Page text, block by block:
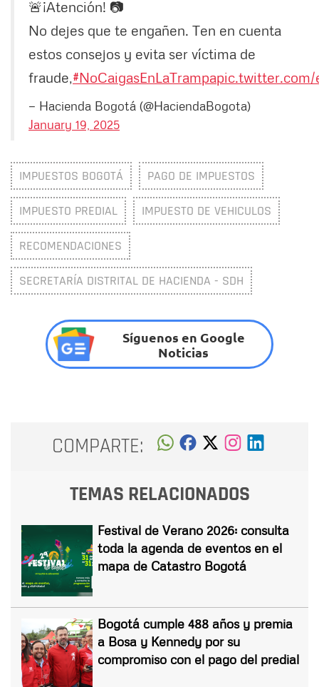
🚨¡Atención! 📷
No dejes que te engañen. Ten en cuenta
estos consejos y evita ser víctima de
fraude,#NoCaigasEnLaTrampapic.twitter.com/
— Hacienda Bogotá (@HaciendaBogota)
January 19, 2025
IMPUESTOS BOGOTÁ PAGO DE IMPUESTOS
IMPUESTO PREDIAL IMPUESTO DE VEHICULOS
RECOMENDACIONES
SECRETARÍA DISTRITAL DE HACIENDA - SDH
Síguenos en Google
Noticias
COMPARTE:
TEMAS RELACIONADOS
Festival de Verano 2026: consulta
toda la agenda de eventos en el
mapa de Catastro Bogotá
Bogotá cumple 488 años y premia
a Bosa y Kennedy por su
compromiso con el pago del predial